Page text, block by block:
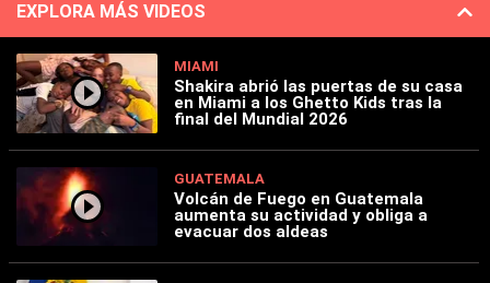
EXPLORA MÁS VIDEOS
MIAMI
Shakira abrió las puertas de su casa
en Miami a los Ghetto Kids tras la
final del Mundial 2026
GUATEMALA
Volcán de Fuego en Guatemala
aumenta su actividad y obliga a
evacuar dos aldeas